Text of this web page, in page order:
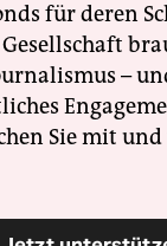
für deren
–
Sie mit